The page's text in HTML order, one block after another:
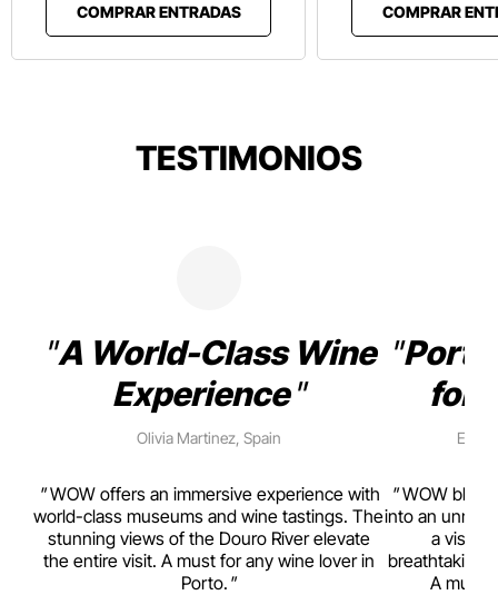
COMPRAR ENTRADAS COMPRAR
TESTIMONIOS
A World-Class Wine
Experience
Olivia Martinez, Spain
WOW offers an immersive experience with
world-class museums and wine tastings. The
stunning views of the Douro River elevate
the entire visit. A must for any wine lover in
Porto.
for
WOW
into an
a visual
breathtaking
A must-